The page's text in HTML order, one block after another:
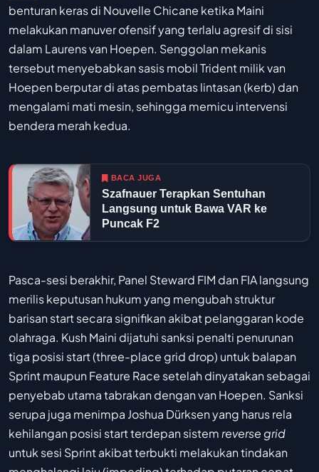
benturan keras di Nouvelle Chicane ketika Maini
melakukan manuver ofensif yang terlalu agresif di sisi
dalam Laurens van Hoepen. Senggolan mekanis
tersebut menyebabkan sasis mobil Trident milik van
Hoepen berputar di atas pembatas lintasan (kerb) dan
mengalami mati mesin, sehingga memicu intervensi
bendera merah kedua.
BACA JUGA
Szafnauer Terapkan Sentuhan
Langsung untuk Bawa VAR ke
Puncak F2
Pasca-sesi berakhir, Panel Steward FIM dan FIA langsung
merilis keputusan hukum yang mengubah struktur
barisan start secara signifikan akibat pelanggaran kode
olahraga. Kush Maini dijatuhi sanksi penalti penurunan
tiga posisi start (three-place grid drop) untuk balapan
Sprint maupun Feature Race setelah dinyatakan sebagai
penyebab utama tabrakan dengan van Hoepen. Sanksi
serupa juga menimpa Joshua Dürksen yang harus rela
kehilangan posisi start terdepan sistemreverse grid
untuk sesi Sprint akibat terbukti melakukan tindakan